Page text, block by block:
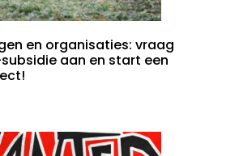
en organisaties: vraag
aan en start een